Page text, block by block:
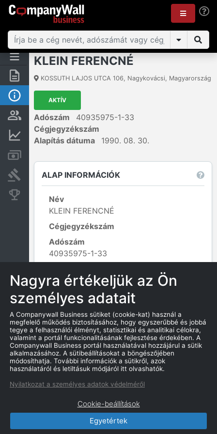
Összegzés
Alap információk
Személyek és tulajdonjog
Pénzügyi információk
Bírósági eljárások
Konkurens cégek
KLEIN FERENCNÉ
KOSSUTH LAJOS UTCA 106, Nagykovácsi, Magyarország
AKTÍV
Adószám
40935975-1-33
Cégjegyzékszám
Alapítás dátuma
1990. 08. 30.
ALAP INFORMÁCIÓK
Név
KLEIN FERENCNÉ
Cégjegyzékszám
Adószám
40935975-1-33
1990. 08. 30.
Tevékenység kódja
662201 - Biztosítási ügynöki, brókeri
tevékenység;
Leaflet|© OpenStreetMap contributors
KAPCSOLATOK
CompanyWall Business © 2026
Felhasználási feltétek | Adatvédelmi szabályzat
Nagyra értékeljük az Ön
személyes adatait
A Companywall Business sütiket (cookie-kat) használ a
megfelelő működés biztosításához, hogy egyszerűbbé és jobbá
tegye a felhasználói élményt, statisztikai és analitikai célokra,
valamint a portál funkcionalitásának fejlesztése érdekében. A
Companywall Business portál használatával hozzájárul a sütik
alkalmazásához. A sütibeállításokat a böngészőjében
módosíthatja. További információk a sütikről, azok
használatáról és letiltásuk módjáról itt olvashatók.
Nyilatkozat a személyes adatok védelméről
Cookie-beállítások
Egyetértek